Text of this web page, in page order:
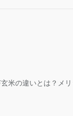
米の違いとは？メ